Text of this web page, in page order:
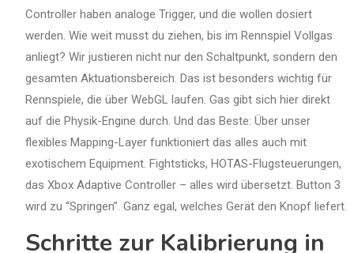
Controller haben analoge Trigger, und die wollen dosiert
werden. Wie weit musst du ziehen, bis im Rennspiel Vollgas
anliegt? Wir justieren nicht nur den Schaltpunkt, sondern den
gesamten Aktuationsbereich. Das ist besonders wichtig für
Rennspiele, die über WebGL laufen. Gas gibt sich hier direkt
auf die Physik-Engine durch. Und das Beste: Über unser
flexibles Mapping-Layer funktioniert das alles auch mit
exotischem Equipment. Fightsticks, HOTAS-Flugsteuerungen,
das Xbox Adaptive Controller – alles wird übersetzt. Button 3
wird zu “Springen”. Ganz egal, welches Gerät den Knopf liefert.
Schritte zur Kalibrierung in